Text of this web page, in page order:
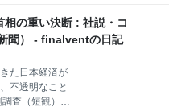
障費の伸び
や窓口負担だ
るのを待てと
たなし」とす
ないほどだ
た。今年度の
円を超え、予
の重い決断 : 社説・コ
聞） - finalventの日記
た日本経済が
不透明なこと
査（短観）